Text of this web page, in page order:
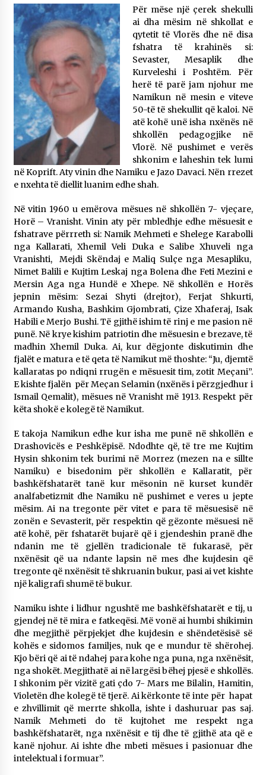
Për mëse një çerek shekulli
ai dha mësim në shkollat e
qytetit të Vlorës dhe në disa
fshatra të krahinës si:
Sevaster, Mesaplik dhe
Kurveleshi i Poshtëm. Për
herë të parë jam njohur me
Namikun në mesin e viteve
50-të të shekullit që kaloi. Në
atë kohë unë isha nxënës në
shkollën pedagogjike në
Vlorë. Në pushimet e verës
shkonim e laheshin tek lumi
në Koprift. Aty vinin dhe Namiku e Jazo Davaci. Nën rrezet
e nxehta të diellit luanim edhe shah.
Në vitin 1960 u emërova mësues në shkollën 7- vjeçare,
Horë – Vranisht. Vinin aty për mbledhje edhe mësuesit e
fshatrave përrreth si: Namik Mehmeti e Shelege Karabolli
nga Kallarati, Xhemil Veli Duka e Salibe Xhuveli nga
Vranishti, Mejdi Skëndaj e Maliq Sulçe nga Mesapliku,
Nimet Balili e Kujtim Leskaj nga Bolena dhe Feti Mezini e
Mersin Aga nga Hundë e Xhepe. Në shkollën e Horës
jepnin mësim: Sezai Shyti (drejtor), Ferjat Shkurti,
Armando Kusha, Bashkim Gjombrati, Çize Xhaferaj, Isak
Habili e Merjo Bushi. Të gjithë ishim të rinj e me pasion në
punë. Në krye kishim patriotin dhe mësuesin e brezave, të
madhin Xhemil Duka. Ai, kur dëgjonte diskutimin dhe
fjalët e matura e të qeta të Namikut më thoshte: “Ju, djemtë
kallaratas po ndiqni rrugën e mësuesit tim, zotit Meçani”.
E kishte fjalën për Meçan Selamin (nxënës i përzgjedhur i
Ismail Qemalit), mësues në Vranisht më 1913. Respekt për
këta shokë e kolegë të Namikut.
E takoja Namikun edhe kur isha me punë në shkollën e
Drashovicës e Peshkëpisë. Ndodhte që, të tre me Kujtim
Hysin shkonim tek burimi në Morrez (mezen na e sillte
Namiku) e bisedonim për shkollën e Kallaratit, për
bashkëfshatarët tanë kur mësonin në kurset kundër
analfabetizmit dhe Namiku në pushimet e veres u jepte
mësim. Ai na tregonte për vitet e para të mësuesisë në
zonën e Sevasterit, për respektin që gëzonte mësuesi në
atë kohë, për fshatarët bujarë që i gjendeshin pranë dhe
ndanin me të gjellën tradicionale të fukarasë, për
nxënësit që ua ndante lapsin në mes dhe kujdesin që
tregonte që nxënësit të shkruanin bukur, pasi ai vet kishte
një kaligrafi shumë të bukur.
Namiku ishte i lidhur ngushtë me bashkëfshatarët e tij, u
gjendej në të mira e fatkeqësi. Më vonë ai humbi shikimin
dhe megjithë përpjekjet dhe kujdesin e shëndetësisë së
kohës e sidomos familjes, nuk qe e mundur të shërohej.
Kjo bëri që ai të ndahej para kohe nga puna, nga nxënësit,
nga shokët. Megjithatë ai në largësi bëhej pjesë e shkollës.
I shkonim për vizitë gati çdo 7- Mars me Bilalin, Hamitin,
Violetën dhe kolegë të tjerë. Ai kërkonte të inte për hapat
e zhvillimit që merrte shkolla, ishte i dashuruar pas saj.
Namik Mehmeti do të kujtohet me respekt nga
bashkëfshatarët, nga nxënësit e tij dhe të gjithë ata që e
kanë njohur. Ai ishte dhe mbeti mësues i pasionuar dhe
intelektual i formuar”.